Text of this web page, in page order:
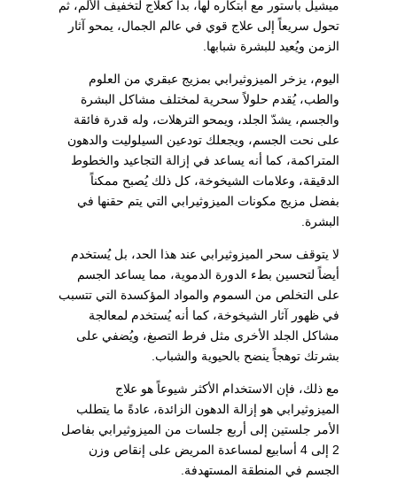
ميشيل باستور مع ابتكاره لها، بدأ كعلاج لتخفيف الألم، ثم
تحول سريعاً إلى علاج قوي في عالم الجمال، يمحو آثار
الزمن ويُعيد للبشرة شبابها.
اليوم، يزخر الميزوثيرابي بمزيج عبقري من العلوم
والطب، يُقدم حلولاً سحرية لمختلف مشاكل البشرة
والجسم، يشدّ الجلد، ويمحو الترهلات، وله قدرة فائقة
على نحت الجسم، ويجعلك تودعين السيلوليت والدهون
المتراكمة، كما أنه يساعد في إزالة التجاعيد والخطوط
الدقيقة، وعلامات الشيخوخة، كل ذلك يُصبح ممكناً
بفضل مزيج مكونات الميزوثيرابي التي يتم حقنها في
البشرة.
لا يتوقف سحر الميزوثيرابي عند هذا الحد، بل يُستخدم
أيضاً لتحسين بطء الدورة الدموية، مما يساعد الجسم
على التخلص من السموم والمواد المؤكسدة التي تتسبب
في ظهور آثار الشيخوخة، كما أنه يُستخدم لمعالجة
مشاكل الجلد الأخرى مثل فرط التصبغ، ويُضفي على
بشرتك توهجاً ينضح بالحيوية والشباب.
مع ذلك، فإن الاستخدام الأكثر شيوعاً هو علاج
الميزوثيرابي هو إزالة الدهون الزائدة، عادةً ما يتطلب
الأمر جلستين إلى أربع جلسات من الميزوثيرابي بفاصل
2 إلى 4 أسابيع لمساعدة المريض على إنقاص وزن
الجسم في المنطقة المستهدفة.